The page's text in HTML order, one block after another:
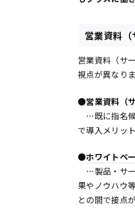
営業資料（
営業資料（サ
視点が異なりま
●営業資料（
…既に指名候
で導入メリッ
●ホワイトペ
…製品・サー
果やノウハウ
との間で接点